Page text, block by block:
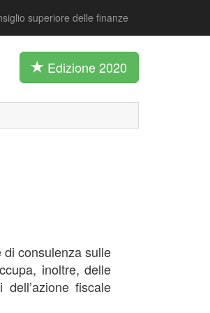
superiore delle finanze
Edizione 2020
consulenza sulle
inoltre, delle
fiscale